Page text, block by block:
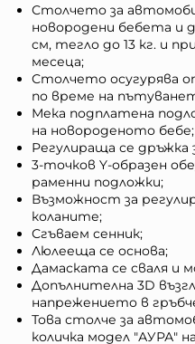
Столчето за
новородени бебета и
см, тегло до 13 кг. и
месеца;
Столчето осугурява
по време на
Мека подплатена
на новороденото бебе;
Регулираща се дръжка
3-точков Y-образен
раменни подложки;
Възможност за
коланите;
Сгъваем сенник;
Люлееща се основа;
Дамаската се сваля и
Допълнителна 3D
напрежението в
Това столче за
количка модел "АУРА"